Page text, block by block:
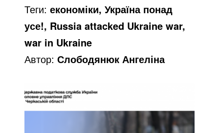
o
Теги:економіки, Україна понад
усе!, Russia attacked Ukraine war,
war in Ukraine
Автор:Слободянюк Ангеліна